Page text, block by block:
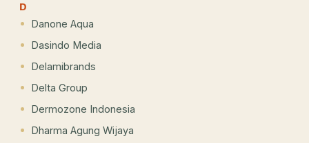
D
Danone Aqua
Dasindo Media
Delamibrands
Delta Group
Dermozone Indonesia
Dharma Agung Wijaya